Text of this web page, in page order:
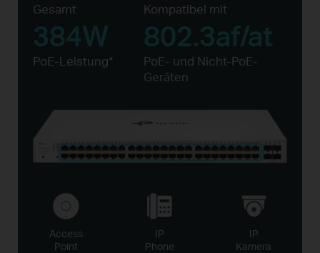
Gesamt
384W
PoE-Leistung*
Kompatibel mit
802.3af/at
PoE- und Nicht-PoE-
Geräten
Access
Point
IP
Phone
IP
Kamera